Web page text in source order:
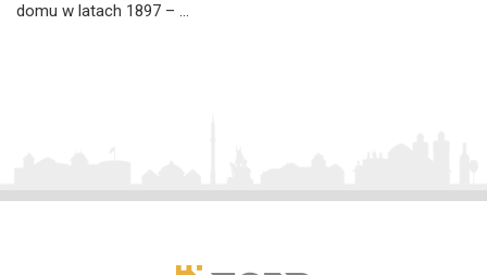
domu w latach 1897 – ...